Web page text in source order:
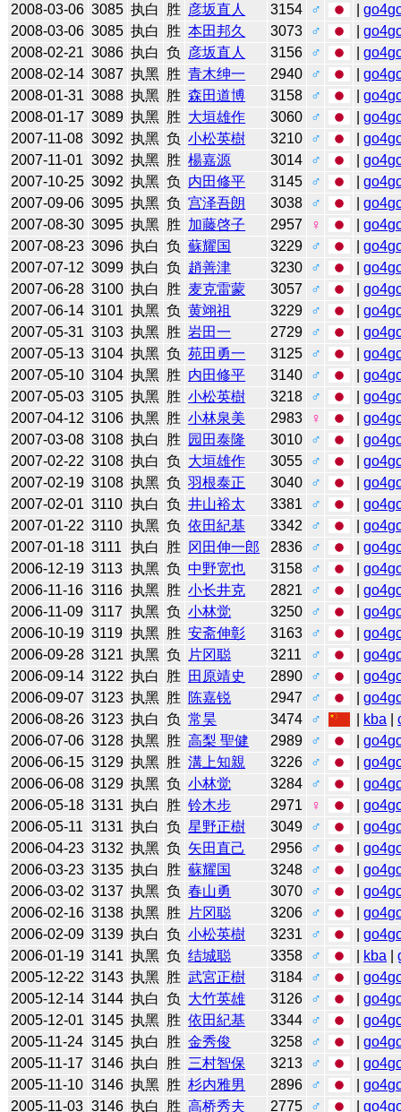
2008-03-06 3085 执白 胜 彦坂直人 3154 ♂ |
2008-03-06 3085 执白 胜 本田邦久 3073 ♂ |
2008-02-21 3086 执白 负 彦坂直人 3156 ♂ |
2008-02-14 3087 执黑 胜 青木绅一 2940 ♂ |
2008-01-31 3088 执黑 胜 森田道博 3158 ♂ |
2008-01-17 3089 执黑 胜 大垣雄作 3060 ♂ |
2007-11-08 3092 执黑 负 小松英樹 3210 ♂ |
2007-11-01 3092 执黑 胜 楊嘉源 3014 ♂ |
2007-10-25 3092 执黑 负 内田修平 3145 ♂ |
2007-09-06 3095 执黑 负 宫泽吾朗 3038 ♂ |
2007-08-30 3095 执黑 胜 加藤啓子 2957 ♀ |
2007-08-23 3096 执白 负 蘇耀国 3229 ♂ |
2007-07-12 3099 执白 负 趙善津 3230 ♂ |
2007-06-28 3100 执白 胜 麦克雷蒙 3057 ♂ |
2007-06-14 3101 执黑 负 黄翊祖 3229 ♂ |
2007-05-31 3103 执黑 胜 岩田一 2729 ♂ |
2007-05-13 3104 执黑 负 苑田勇一 3125 ♂ |
2007-05-10 3104 执黑 胜 内田修平 3140 ♂ |
2007-05-03 3105 执黑 胜 小松英樹 3218 ♂ |
2007-04-12 3106 执黑 胜 小林泉美 2983 ♀ |
2007-03-08 3108 执白 胜 园田泰隆 3010 ♂ |
2007-02-22 3108 执白 负 大垣雄作 3055 ♂ |
2007-02-19 3108 执黑 负 羽根泰正 3040 ♂ |
2007-02-01 3110 执白 负 井山裕太 3381 ♂ |
2007-01-22 3110 执黑 负 依田紀基 3342 ♂ |
2007-01-18 3111 执白 胜 冈田伸一郎 2836 ♂ |
2006-12-19 3113 执黑 负 中野宽也 3158 ♂ |
2006-11-16 3116 执黑 胜 小长井克 2821 ♂ |
2006-11-09 3117 执黑 负 小林觉 3250 ♂ |
2006-10-19 3119 执黑 胜 安斋伸彰 3163 ♂ |
2006-09-28 3121 执黑 负 片冈聪 3211 ♂ |
2006-09-14 3122 执白 胜 田原靖史 2890 ♂ |
2006-09-07 3123 执黑 胜 陈嘉锐 2947 ♂ |
2006-08-26 3123 执白 负 常昊 3474 ♂ kba |
2006-07-06 3128 执黑 胜 高梨 聖健 2989 ♂ |
2006-06-15 3129 执黑 胜 溝上知親 3226 ♂ |
2006-06-08 3129 执黑 负 小林觉 3284 ♂ |
2006-05-18 3131 执白 胜 铃木步 2971 ♀ |
2006-05-11 3131 执白 负 星野正樹 3049 ♂ |
2006-04-23 3132 执黑 负 矢田直己 2956 ♂ |
2006-03-23 3135 执白 胜 蘇耀国 3248 ♂ |
2006-03-02 3137 执黑 负 春山勇 3070 ♂ |
2006-02-16 3138 执黑 胜 片冈聪 3206 ♂ |
2006-02-09 3139 执白 负 小松英樹 3231 ♂ |
2006-01-19 3141 执黑 负 结城聪 3358 ♂ kba |
2005-12-22 3143 执黑 胜 武宮正樹 3184 ♂ |
2005-12-14 3144 执白 负 大竹英雄 3126 ♂ |
2005-12-01 3145 执黑 胜 依田紀基 3344 ♂ |
2005-11-24 3145 执白 胜 金秀俊 3258 ♂ |
2005-11-17 3146 执白 胜 三村智保 3213 ♂ |
2005-11-10 3146 执黑 胜 杉内雅男 2896 ♂ |
2005-11-03 3146 执白 胜 高桥秀夫 2775 ♂ |